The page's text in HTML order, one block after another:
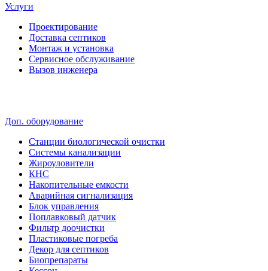
Услуги
Проектирование
Доставка септиков
Монтаж и установка
Сервисное обслуживание
Вызов инженера
Доп. оборудование
Станции биологической очистки
Системы канализации
Жироуловители
КНС
Накопительные емкости
Аварийная сигнализация
Блок управления
Поплавковый датчик
Фильтр доочистки
Пластиковые погреба
Декор для септиков
Биопрепараты